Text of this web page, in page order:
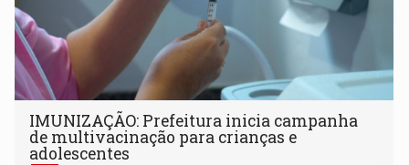
IMUNIZAÇÃO: Prefeitura inicia campanha
de multivacinação para crianças e
adolescentes